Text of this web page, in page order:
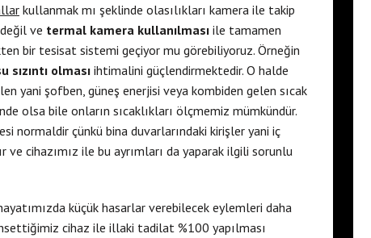
kullanmak mı şeklinde olasılıkları kamera ile takip
ve termal kamera kullanılması ile tamamen
bir tesisat sistemi geçiyor mu görebiliyoruz. Örneğin
sızıntı olması ihtimalini güçlendirmektedir. O halde
yani şofben, güneş enerjisi veya kombiden gelen sıcak
olsa bile onların sıcaklıkları ölçmemiz mümkündür.
normaldir çünkü bina duvarlarındaki kirişler yani iç
cihazımız ile bu ayrımları da yaparak ilgili sorunlu
küçük hasarlar verebilecek eylemleri daha
cihaz ile illaki tadilat %100 yapılması